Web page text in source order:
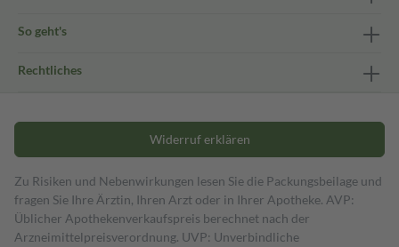
So geht's
Rechtliches
Widerruf erklären
Zu Risiken und Nebenwirkungen lesen Sie die Packungsbeilage und
fragen Sie Ihre Ärztin, Ihren Arzt oder in Ihrer Apotheke. AVP:
Üblicher Apothekenverkaufspreis berechnet nach der
Arzneimittelpreisverordnung. UVP: Unverbindliche